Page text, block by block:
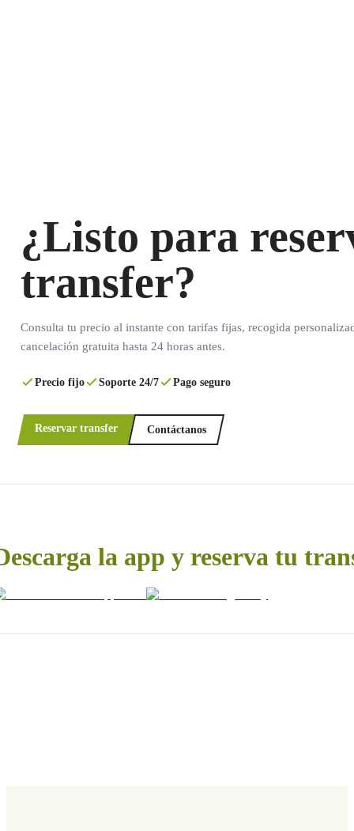
¿Listo para
transfer?
Consulta tu precio al instante con tarifas fijas, recogida
cancelación gratuita hasta 24 horas antes.
Precio fijo Soporte 24/7 Pago seguro
Reservar transfer Contáctanos
la app y reserva tu